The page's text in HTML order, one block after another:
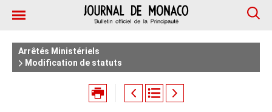
Arrêtés Ministériels
Modification de statuts